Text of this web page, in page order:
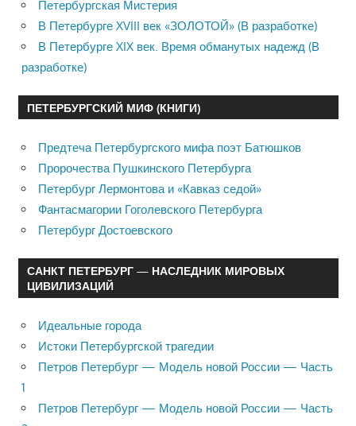
Петербургская Мистерия
В Петербурге XVIII век «ЗОЛОТОЙ» (В разработке)
В Петербурге XIX век. Время обманутых надежд (В
разработке)
ПЕТЕРБУРГСКИЙ МИФ (КНИГИ)
Предтеча Петербургского мифа поэт Батюшков
Пророчества Пушкинского Петербурга
Петербург Лермонтова и «Кавказ седой»
Фантасмагории Гоголевского Петербурга
Петербург Достоевского
САНКТ ПЕТЕРБУРГ — НАСЛЕДНИК МИРОВЫХ
ЦИВИЛИЗАЦИЙ
Идеальные города
Истоки Петербургской трагедии
Петров Петербург — Модель новой России — Часть
1
Петров Петербург — Модель новой России — Часть